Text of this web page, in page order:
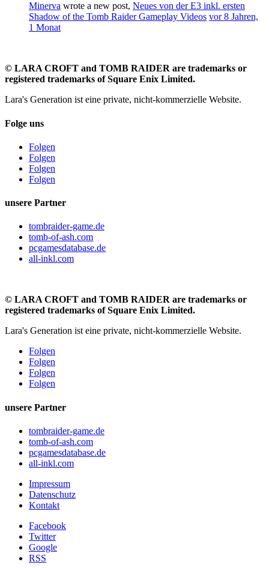
Minerva wrote a new post, Neues von der E3 inkl. ersten
Shadow of the Tomb Raider Gameplay Videos vor 8 Jahren,
1 Monat
© LARA CROFT and TOMB RAIDER are trademarks or
registered trademarks of Square Enix Limited.
Lara's Generation ist eine private, nicht-kommerzielle Website.
Folge uns
Folgen
Folgen
Folgen
Folgen
unsere Partner
tombraider-game.de
tomb-of-ash.com
pcgamesdatabase.de
all-inkl.com
© LARA CROFT and TOMB RAIDER are trademarks or
registered trademarks of Square Enix Limited.
Lara's Generation ist eine private, nicht-kommerzielle Website.
Folgen
Folgen
Folgen
Folgen
unsere Partner
tombraider-game.de
tomb-of-ash.com
pcgamesdatabase.de
all-inkl.com
Impressum
Datenschutz
Kontakt
Facebook
Twitter
Google
RSS